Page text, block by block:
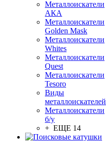
Металлоискатели
АКА
Металлоискатели
Golden Mask
Металлоискатели
Whites
Металлоискатели
Quest
Металлоискатели
Tesoro
Виды
металлоискателей
Металлоискатели
б/у
+ ЕЩЕ 14